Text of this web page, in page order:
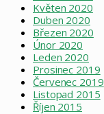
Květen 2020
Duben 2020
Březen 2020
Únor 2020
Leden 2020
Prosinec 2019
Červenec 2019
Listopad 2015
Říjen 2015